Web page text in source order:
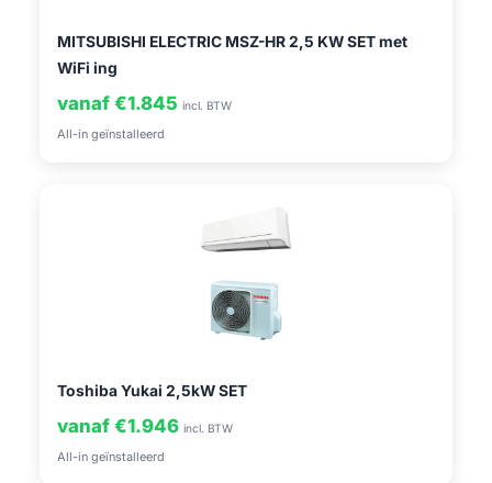
MITSUBISHI ELECTRIC MSZ-HR 2,5 KW SET met
WiFi ing
vanaf €1.845 incl. BTW
All-in geïnstalleerd
Toshiba Yukai 2,5kW SET
vanaf €1.946 incl. BTW
All-in geïnstalleerd